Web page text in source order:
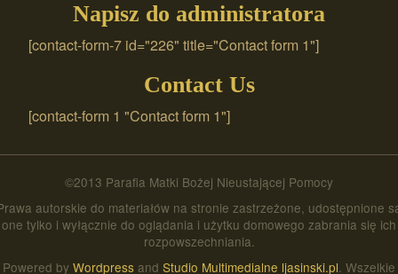
Napisz do administratora
[contact-form-7 id="226" title="Contact form 1"]
Contact Us
[contact-form 1 "Contact form 1"]
©2013 Parafia Matki Bożej Nieustającej Pomocy
autorskie do materiałów na stronie zastrzeżone, udostępnione
one tylko i wyłącznie do oglądania i użytku domowego zabrania się ich
rozpowszechniania.
Powered by Wordpress and Studio Multimedialne ljasinski.pl . Wszelkie